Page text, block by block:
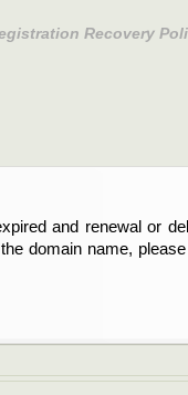
Recovery
and renewal or
domain name,
und die
sind und
Ihren Service-